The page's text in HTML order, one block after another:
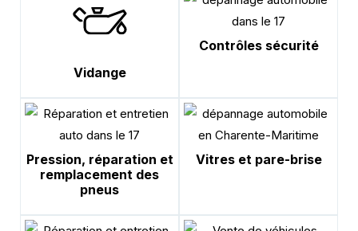
Vidange
Contrôles sécurité
Pression, réparation et
remplacement des
pneus
Vitres et pare-brise